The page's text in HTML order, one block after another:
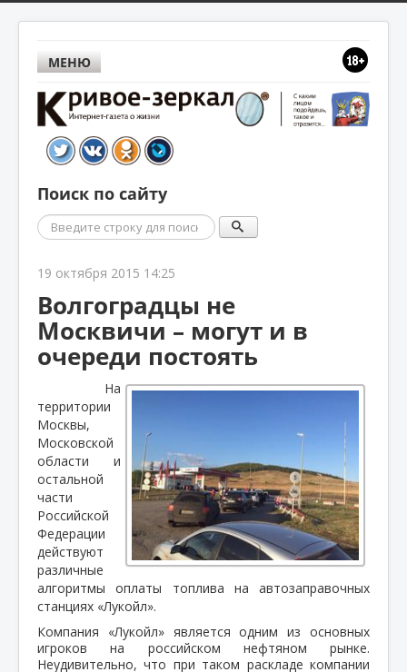
МЕНЮ
Поиск по сайту
Поиск
19 октября 2015 14:25
Волгоградцы не
Москвичи – могут и в
очереди постоять
На
территории
Москвы,
Московской
области и
остальной
части
Российской
Федерации
действуют
различные
алгоритмы оплаты топлива на автозаправочных
станциях «Лукойл».
Компания «Лукойл» является одним из основных
игроков на российском нефтяном рынке.
Неудивительно, что при таком раскладе компании